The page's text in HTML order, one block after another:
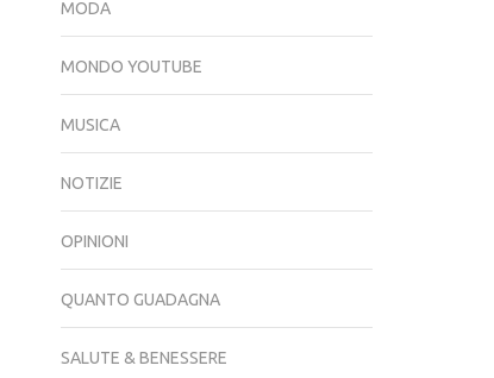
MODA
MONDO YOUTUBE
MUSICA
NOTIZIE
OPINIONI
QUANTO GUADAGNA
SALUTE & BENESSERE